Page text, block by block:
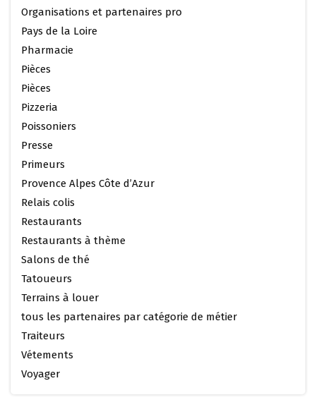
Organisations et partenaires pro
Pays de la Loire
Pharmacie
Pièces
Pièces
Pizzeria
Poissoniers
Presse
Primeurs
Provence Alpes Côte d’Azur
Relais colis
Restaurants
Restaurants à thème
Salons de thé
Tatoueurs
Terrains à louer
tous les partenaires par catégorie de métier
Traiteurs
Vétements
Voyager